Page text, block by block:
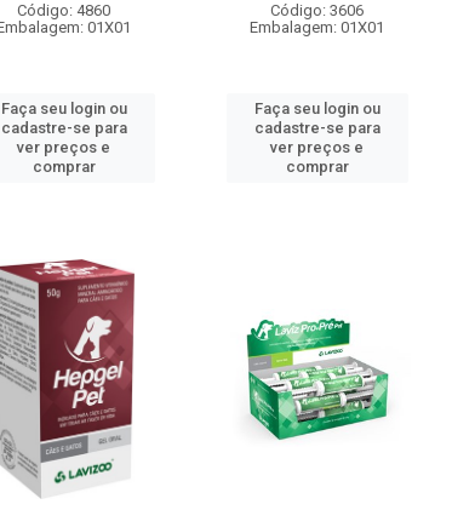
Código: 4860
01X01
Faça seu login ou
cadastre-se para
ver preços e
comprar
Código: 3606
Embalagem: 01X01
Faça seu login ou
cadastre-se para
ver preços e
comprar